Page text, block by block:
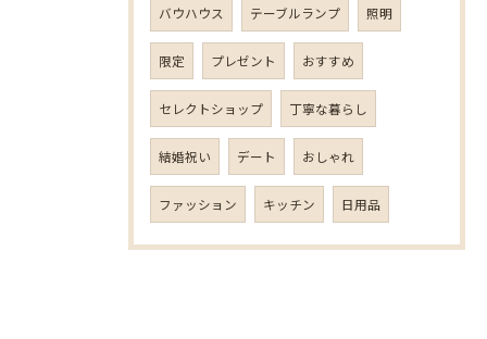
バウハウス テーブルランプ 照明
限定 プレゼント おすすめ
セレクトショップ 丁寧な暮らし
結婚祝い デート おしゃれ
ファッション キッチン 日用品